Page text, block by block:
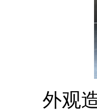
外观造